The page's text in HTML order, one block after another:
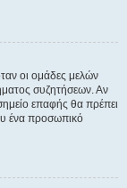
οι ομάδες μελών
συζητήσεων. Αν
επαφής θα πρέπει
ένα προσωπικό